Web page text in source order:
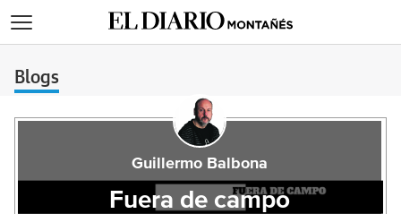
Blogs
Guillermo Balbona
Fuera de campo